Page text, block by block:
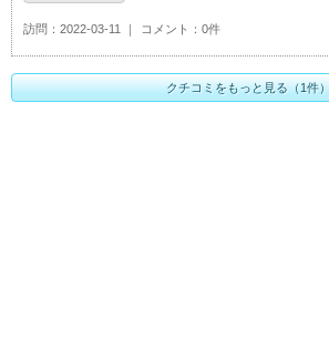
訪問 2022-03-11 コメント 0件
クチコミをもっと見る（1件